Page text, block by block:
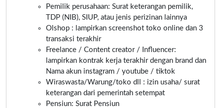
Pemilik perusahaan: Surat keterangan pemilik,
TDP (NIB), SIUP, atau jenis perizinan lainnya
Olshop : lampirkan screenshot toko online dan 3
transaksi terakhir
Freelance / Content creator / Influencer:
lampirkan kontrak kerja terakhir dengan brand dan
Nama akun instagram / youtube / tiktok
Wiraswasta/Warung/toko dll : izin usaha/ surat
keterangan dari pemerintah setempat
Pensiun: Surat Pensiun